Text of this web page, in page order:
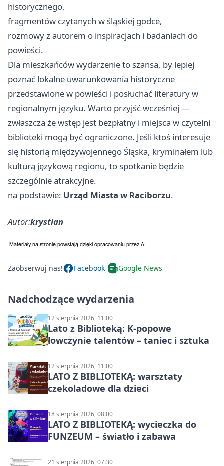
historycznego,
fragmentów czytanych w śląskiej godce,
rozmowy z autorem o inspiracjach i badaniach do
powieści.
Dla mieszkańców wydarzenie to szansa, by lepiej
poznać lokalne uwarunkowania historyczne
przedstawione w powieści i posłuchać literatury w
regionalnym języku. Warto przyjść wcześniej —
zwłaszcza że wstęp jest bezpłatny i miejsca w czytelni
biblioteki mogą być ograniczone. Jeśli ktoś interesuje
się historią międzywojennego Śląska, kryminałem lub
kulturą językową regionu, to spotkanie będzie
szczególnie atrakcyjne.
na podstawie: Urząd Miasta w Raciborzu.
Autor:krystian
Zaobserwuj nas! Facebook Google News
Nadchodzące wydarzenia
12 sierpnia 2026, 11:00
Lato z Biblioteką: K-popowe
łowczynie talentów – taniec i sztuka
12 sierpnia 2026, 11:00
LATO Z BIBLIOTEKĄ: warsztaty
czekoladowe dla dzieci
18 sierpnia 2026, 08:00
LATO Z BIBLIOTEKĄ: wycieczka do
FUNZEUM – światło i zabawa
21 sierpnia 2026, 07:30